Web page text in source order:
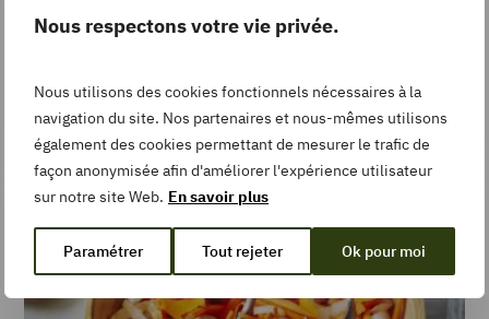
Nous respectons votre vie privée.
Nous utilisons des cookies fonctionnels nécessaires à la
navigation du site. Nos partenaires et nous-mêmes utilisons
également des cookies permettant de mesurer le trafic de
façon anonymisée afin d'améliorer l'expérience utilisateur
sur notre site Web. En savoir plus
Paramétrer Tout rejeter Ok pour moi
bowl végétarien
signifie « trancher » ou « couper ». À l’origine, la recette
composée de poisson cru, thon ou saumon, coupé en dés
[…]
Salade